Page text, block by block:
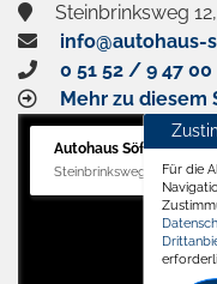
Steinbrinksweg
info@autohaus-
0 51 52 / 9 47 00
Mehr zu diesem
Autohaus Söffker
Steinbrinksweg 12, 31840
Für die